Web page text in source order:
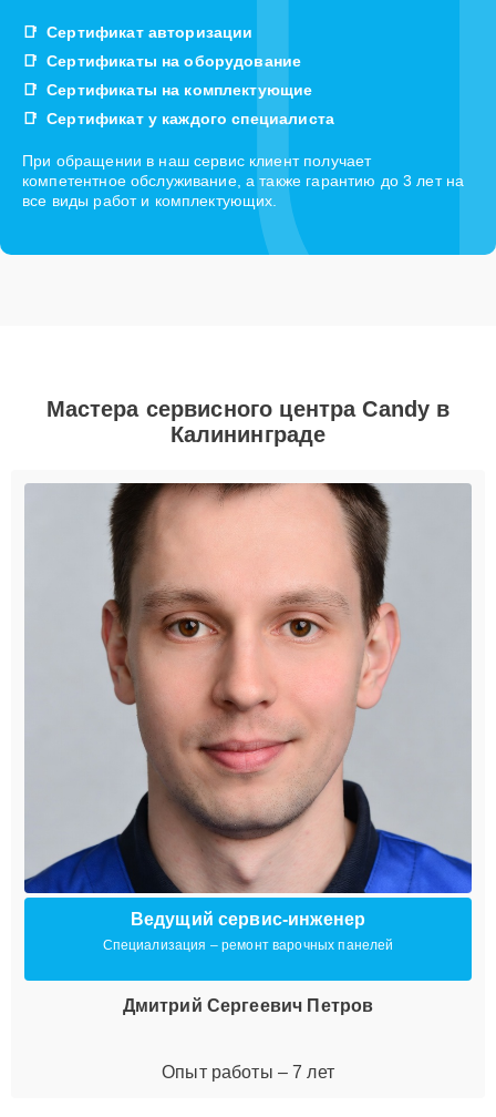
Сертификат авторизации
Сертификаты на оборудование
Сертификаты на комплектующие
Сертификат у каждого специалиста
При обращении в наш сервис клиент получает
компетентное обслуживание, а также гарантию до 3 лет на
все виды работ и комплектующих.
Мастера сервисного центра Candy в
Калининграде
Ведущий сервис-инженер
Специализация – ремонт варочных панелей
Дмитрий Сергеевич Петров
Опыт работы – 7 лет